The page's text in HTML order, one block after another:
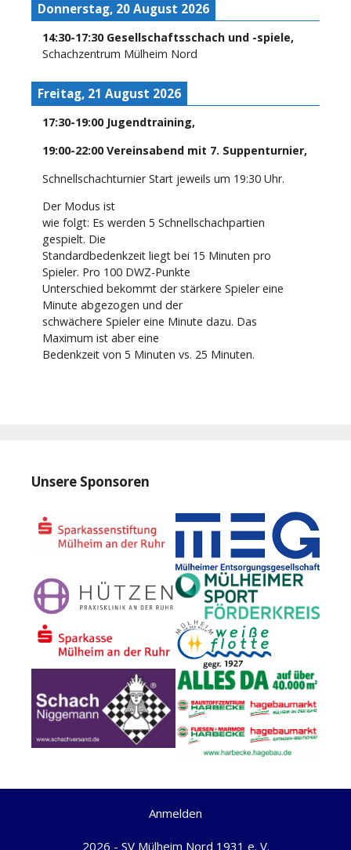
Donnerstag, 20 August 2026
14:30-17:30 Gesellschaftsschach und -spiele,
Schachzentrum Mülheim Nord
Freitag, 21 August 2026
17:30-19:00 Jugendtraining,
19:00-22:00 Vereinsabend mit 7. Suppenturnier,
Schnellschachturnier Start jeweils um 19:30 Uhr.
Der Modus ist
wie folgt: Es werden 5 Schnellschachpartien
gespielt. Die
Standardbedenkzeit liegt bei 15 Minuten pro
Spieler. Pro 100 DWZ-Punkte
Unterschied bekommt der stärkere Spieler eine
Minute abgezogen und der
schwächere Spieler eine Minute dazu. Das
Maximum ist aber eine
Bedenkzeit von 5 Minuten vs. 25 Minuten.
Unsere Sponsoren
Anmelden
2026 - SV Mülheim Nord 1931 e. V.